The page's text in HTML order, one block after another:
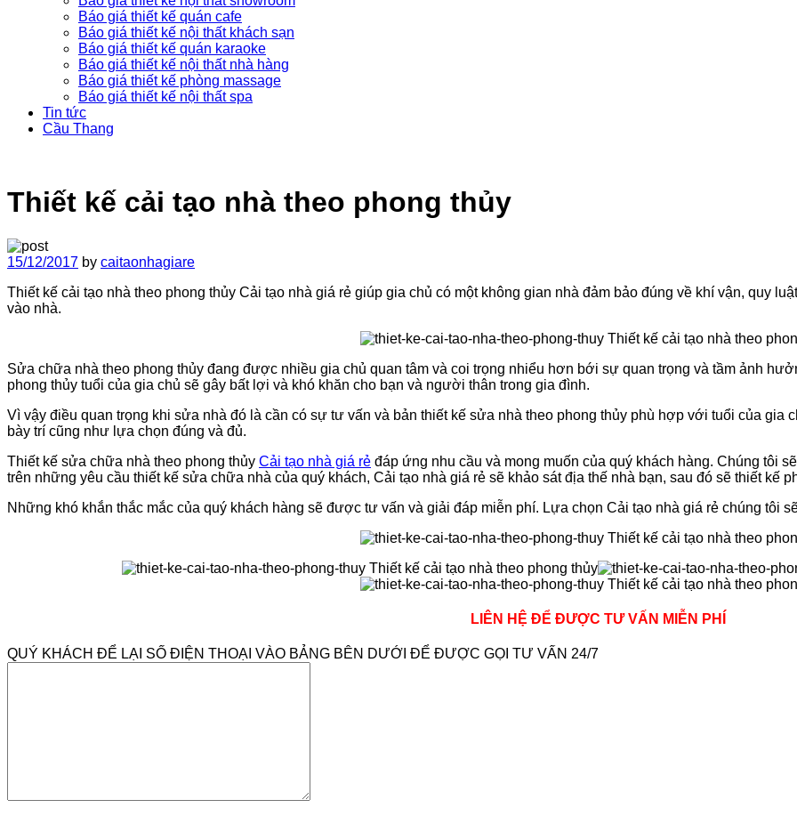
Báo giá thiết kế quán cafe
Báo giá thiết kế nội thất khách sạn
Báo giá thiết kế quán karaoke
Báo giá thiết kế nội thất nhà hàng
Báo giá thiết kế phòng massage
Báo giá thiết kế nội thất spa
Tin tức
Cầu Thang
Thiết kế cải tạo nhà theo phong thủy
15/12/2017 by caitaonhagiare
Thiết kế cải tạo nhà theo phong thủy Cải tạo nhà giá rẻ giúp gia chủ có một không gian nhà đảm bảo đúng về khí vận, quy
vào nhà.
Sửa chữa nhà theo phong thủy đang được nhiều gia chủ quan tâm và coi trọng nhiểu hơn bới sự quan trọng và tầm ảnh
phong thủy tuổi của gia chủ sẽ gây bất lợi và khó khăn cho bạn và người thân trong gia đình.
Vì vậy điều quan trọng khi sửa nhà đó là cần có sự tư vấn và bản thiết kế sửa nhà theo phong thủy phù hợp với tuổi của gia
bày trí cũng như lựa chọn đúng và đủ.
Thiết kế sửa chữa nhà theo phong thủy Cải tạo nhà giá rẻ đáp ứng nhu cầu và mong muốn của quý khách hàng. Chúng tôi
trên những yêu cầu thiết kế sửa chữa nhà của quý khách, Cải tạo nhà giá rẻ sẽ khảo sát địa thế nhà bạn, sau đó sẽ thiết kế
Những khó khắn thắc mắc của quý khách hàng sẽ được tư vấn và giải đáp miễn phí. Lựa chọn Cải tạo nhà giá rẻ chúng tôi
LIÊN HỆ ĐỂ ĐƯỢC TƯ VẤN MIỄN PHÍ
QUÝ KHÁCH ĐỂ LẠI SỐ ĐIỆN THOẠI VÀO BẢNG BÊN DƯỚI ĐỂ ĐƯỢC GỌI TƯ VẤN 24/7